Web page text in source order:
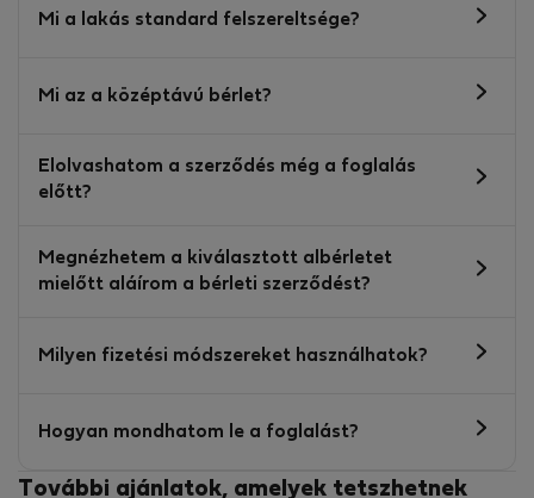
Mi a lakás standard felszereltsége?
Mi az a középtávú bérlet?
Elolvashatom a szerződés még a foglalás
előtt?
Megnézhetem a kiválasztott albérletet
mielőtt aláírom a bérleti szerződést?
Milyen fizetési módszereket használhatok?
Hogyan mondhatom le a foglalást?
További ajánlatok, amelyek tetszhetnek